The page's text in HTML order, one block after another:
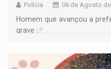
Polícia 06 de Agosto
Homem que avançou a
grave